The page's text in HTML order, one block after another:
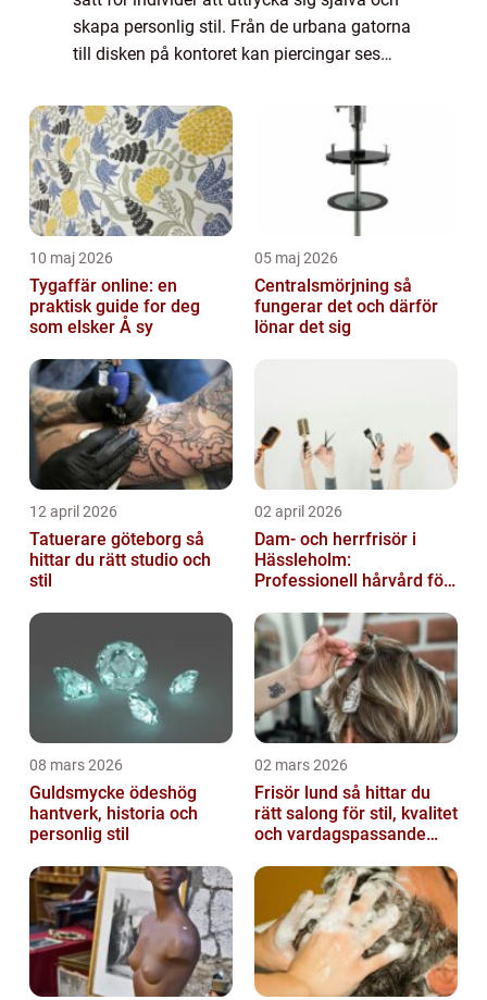
skapa personlig stil. Från de urbana gatorna
till disken på kontoret kan piercingar ses
10 maj 2026
Tygaffär online: en
praktisk guide for deg
som elsker Å sy
05 maj 2026
Centralsmörjning så
fungerar det och därför
lönar det sig
12 april 2026
Tatuerare göteborg så
hittar du rätt studio och
stil
02 april 2026
Dam- och herrfrisör i
Hässleholm:
Professionell hårvård för
08 mars 2026
Guldsmycke ödeshög
hantverk, historia och
personlig stil
02 mars 2026
Frisör lund så hittar du
rätt salong för stil, kvalitet
och vardagspassande